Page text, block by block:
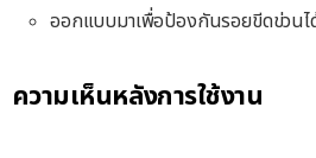
ออกแบบมาเพื่อป้องกันรอยขีดข่วนไ
ความเห็นหลังการใช้งาน